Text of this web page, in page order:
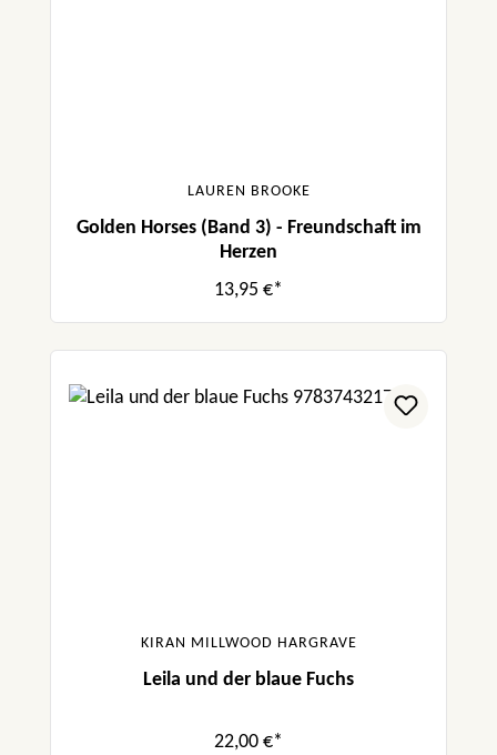
LAUREN BROOKE
Golden Horses (Band 3) - Freundschaft im
Herzen
13,95 €*
KIRAN MILLWOOD HARGRAVE
Leila und der blaue Fuchs
22,00 €*